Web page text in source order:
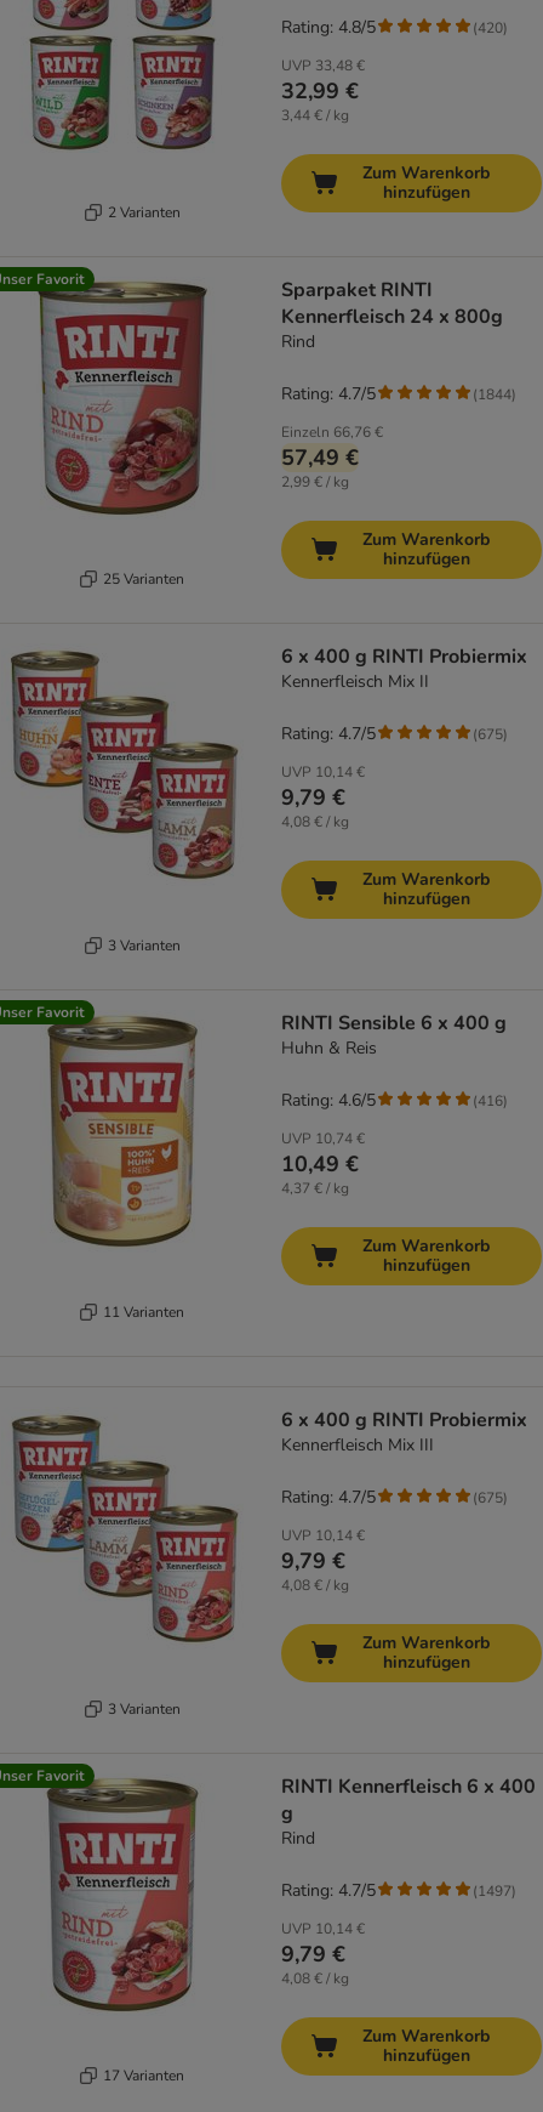
2 Varianten
UVP 33,48 €
32,99 €
3,44 € / kg
Rating: 4.8/5 (420)
Zum Warenkorb
hinzufügen
Favorit
25 Varianten
Sparpaket RINTI
Kennerfleisch 24 x 800g
Rind
Einzeln 66,76 €
57,49 €
2,99 € / kg
Rating: 4.7/5 (1844)
Zum Warenkorb
hinzufügen
3 Varianten
6 x 400 g RINTI Probiermix
Kennerfleisch Mix II
UVP 10,14 €
9,79 €
4,08 € / kg
Rating: 4.7/5 (675)
Zum Warenkorb
hinzufügen
Favorit
11 Varianten
RINTI Sensible 6 x 400 g
Huhn & Reis
UVP 10,74 €
10,49 €
4,37 € / kg
Rating: 4.6/5 (416)
Zum Warenkorb
hinzufügen
3 Varianten
6 x 400 g RINTI Probiermix
Kennerfleisch Mix III
UVP 10,14 €
9,79 €
4,08 € / kg
Rating: 4.7/5 (675)
Zum Warenkorb
hinzufügen
Favorit
17 Varianten
RINTI Kennerfleisch 6 x 400
g
Rind
UVP 10,14 €
9,79 €
4,08 € / kg
Rating: 4.7/5 (1497)
Zum Warenkorb
hinzufügen